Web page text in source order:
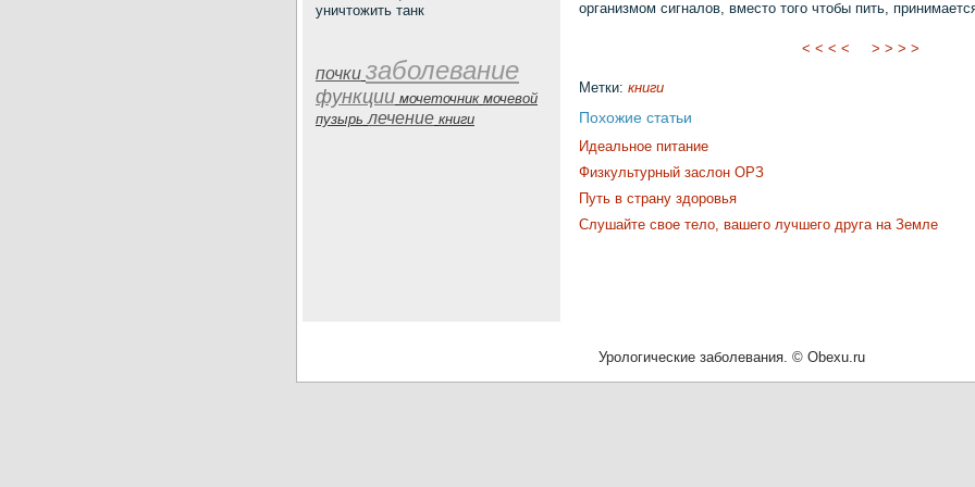
уничтожить танк
почки заболевание
функции мочеточник мочевой
пузырь лечение книги
организмом сигналов, вместо того чтобы пить,
< < < < > > > >
Метки: книги
Похожие статьи
Идеальное питание
Физкультурный заслон ОРЗ
Путь в страну здоровья
Слушайте свое тело, вашего лучшего друга на Земле
Урологические заболевания. © Obexu.ru